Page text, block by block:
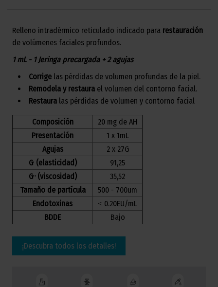
Relleno intradérmico reticulado indicado para restauración
de volúmenes faciales profundos.
1 mL - 1 Jeringa precargada + 2 agujas
Corrige las pérdidas de volumen profundas de la piel.
Remodela y restaura el volumen del contorno facial.
Restaura las pérdidas de volumen y contorno facial
Composición
20 mg de AH
Presentación
1 x 1mL
Agujas
2 x 27G
G' (elasticidad)
91,25
G'' (viscosidad)
35,52
Tamaño de partícula
500 - 700um
Endotoxinas
≤ 0.20EU/mL
BDDE
Bajo
¡Descubra todos los detalles!